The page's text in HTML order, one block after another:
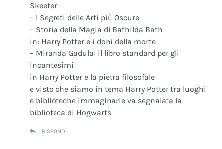
Skeeter
– I Segreti delle Arti più Oscure
– Storia della Magia di Bathilda Bath
in: Harry Potter e i doni della morte
– Miranda Gadula: il libro standard per gli
incantesimi
in Harry Potter e la pietra filosofale
e visto che siamo in tema Harry Potter tra luoghi
e biblioteche immaginarie va segnalata la
biblioteca di Hogwarts
RISPONDI